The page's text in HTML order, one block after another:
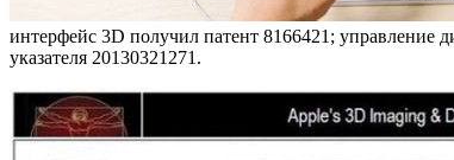
интерфейс 3D получил патент 8166421; управление
указателя 20130321271.